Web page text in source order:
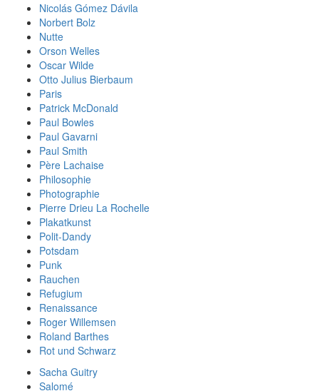
Nicolás Gómez Dávila
Norbert Bolz
Nutte
Orson Welles
Oscar Wilde
Otto Julius Bierbaum
Paris
Patrick McDonald
Paul Bowles
Paul Gavarni
Paul Smith
Père Lachaise
Philosophie
Photographie
Pierre Drieu La Rochelle
Plakatkunst
Polit-Dandy
Potsdam
Punk
Rauchen
Refugium
Renaissance
Roger Willemsen
Roland Barthes
Rot und Schwarz
Sacha Guitry
Salomé